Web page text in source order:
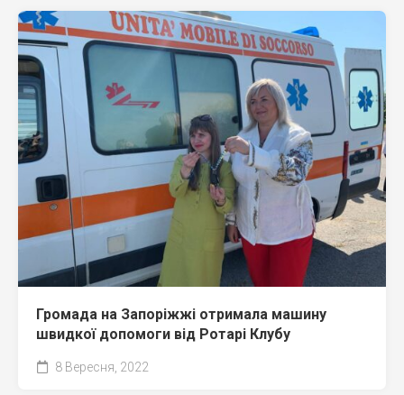
Громада на Запоріжжі отримала машину
швидкої допомоги від Ротарі Клубу
8 Вересня, 2022